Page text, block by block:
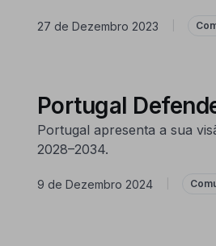
27 de Dezembro 2023
Portugal
Portugal apresenta a sua
2028–2034.
9 de Dezembro 2024